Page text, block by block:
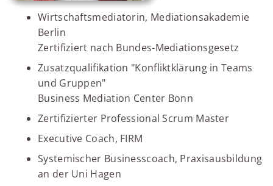
Wirtschaftsmediatorin, Mediationsakademie
Berlin
Zertifiziert nach Bundes-Mediationsgesetz
Zusatzqualifikation "Konfliktklärung in Teams
und Gruppen"
Business Mediation Center Bonn
Zertifizierter Professional Scrum Master
Executive Coach, FIRM
Systemischer Businesscoach, Praxisausbildung
an der Uni Hagen